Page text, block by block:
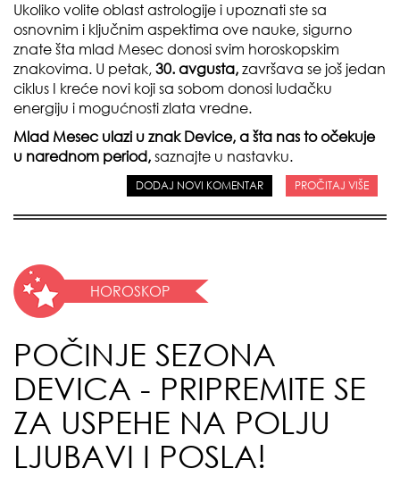
Ukoliko volite oblast astrologije i upoznati ste sa
osnovnim i ključnim aspektima ove nauke, sigurno
znate šta mlad Mesec donosi svim horoskopskim
znakovima. U petak, 30. avgusta, završava se još jedan
ciklus I kreće novi koji sa sobom donosi ludačku
energiju i mogućnosti zlata vredne.
Mlad Mesec ulazi u znak Device, a šta nas to očekuje
u narednom period, saznajte u nastavku.
DODAJ NOVI KOMENTAR PROČITAJ VIŠE
HOROSKOP
POČINJE SEZONA
DEVICA - PRIPREMITE SE
ZA USPEHE NA POLJU
LJUBAVI I POSLA!